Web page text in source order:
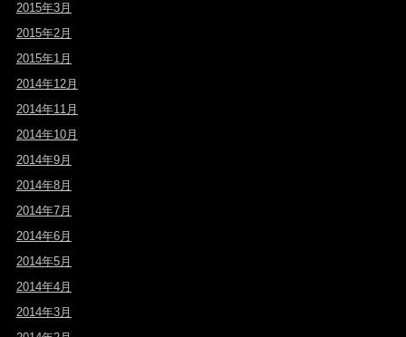
2015年3月
2015年2月
2015年1月
2014年12月
2014年11月
2014年10月
2014年9月
2014年8月
2014年7月
2014年6月
2014年5月
2014年4月
2014年3月